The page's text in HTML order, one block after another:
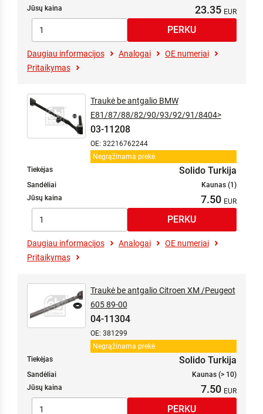
Jūsų kaina
23.35
Daugiau informacijos Analogai
OE numeriai
Pritaikymas
Negrąžinama prekė
Traukė be antgalio BMW
E81/87/88/82/90/93/92/91/8404>
03-11208
OE: 32216762244
Tiekėjas Solido Turkija
Sandėliai
Kaunas (1)
Jūsų kaina
7.50
Daugiau informacijos Analogai
OE numeriai
Pritaikymas
Negrąžinama prekė
Traukė be antgalio Citroen XM /Peugeot
605 89-00
04-11304
OE: 381299
Tiekėjas Solido Turkija
Sandėliai
Kaunas (> 10)
Jūsų kaina
7.50